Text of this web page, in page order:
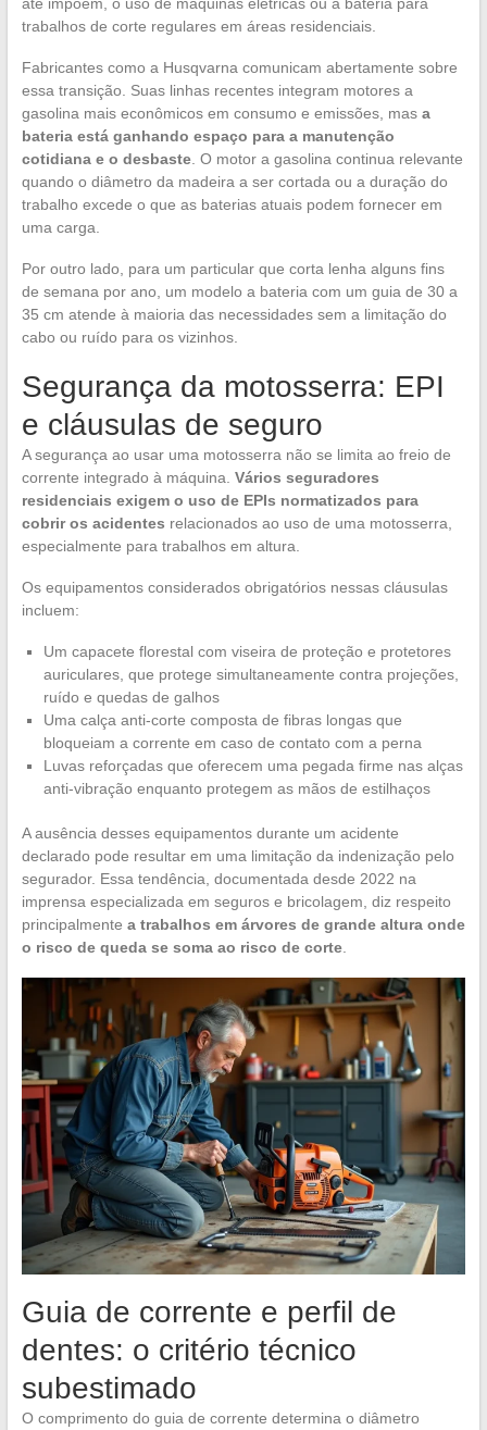
até impõem, o uso de máquinas elétricas ou a bateria para
trabalhos de corte regulares em áreas residenciais.
Fabricantes como a Husqvarna comunicam abertamente sobre
essa transição. Suas linhas recentes integram motores a
gasolina mais econômicos em consumo e emissões, mas a
bateria está ganhando espaço para a manutenção
cotidiana e o desbaste. O motor a gasolina continua relevante
quando o diâmetro da madeira a ser cortada ou a duração do
trabalho excede o que as baterias atuais podem fornecer em
uma carga.
Por outro lado, para um particular que corta lenha alguns fins
de semana por ano, um modelo a bateria com um guia de 30 a
35 cm atende à maioria das necessidades sem a limitação do
cabo ou ruído para os vizinhos.
Segurança da motosserra: EPI
e cláusulas de seguro
A segurança ao usar uma motosserra não se limita ao freio de
corrente integrado à máquina. Vários seguradores
residenciais exigem o uso de EPIs normatizados para
cobrir os acidentes relacionados ao uso de uma motosserra,
especialmente para trabalhos em altura.
Os equipamentos considerados obrigatórios nessas cláusulas
incluem:
Um capacete florestal com viseira de proteção e protetores
auriculares, que protege simultaneamente contra projeções,
ruído e quedas de galhos
Uma calça anti-corte composta de fibras longas que
bloqueiam a corrente em caso de contato com a perna
Luvas reforçadas que oferecem uma pegada firme nas alças
anti-vibração enquanto protegem as mãos de estilhaços
A ausência desses equipamentos durante um acidente
declarado pode resultar em uma limitação da indenização pelo
segurador. Essa tendência, documentada desde 2022 na
imprensa especializada em seguros e bricolagem, diz respeito
principalmente a trabalhos em árvores de grande altura onde
o risco de queda se soma ao risco de corte.
Guia de corrente e perfil de
dentes: o critério técnico
subestimado
O comprimento do guia de corrente determina o diâmetro